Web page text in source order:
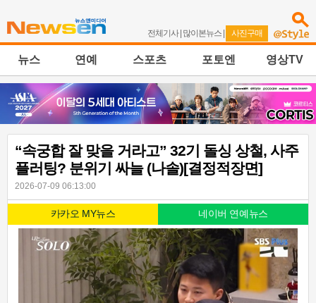
전체기사| 많이본뉴스 | 사진구매
뉴스 연예 스포츠 포토엔 영상TV
“속궁합 잘 맞을 거라고” 32기 돌싱 상철, 사주
플러팅? 분위기 싸늘 (나솔)[결정적장면]
2026-07-09 06:13:00
카카오 MY뉴스 네이버 연예뉴스